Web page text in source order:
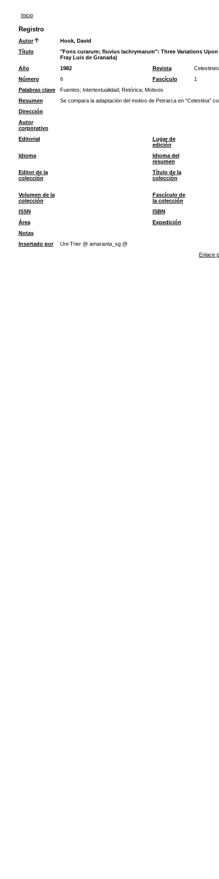
Inicio
Registro
Autor
Hook, David
Título
"Fons curarum; fluvius lachrymarum": Three Variations
Fray Luis de Granada)
Año
1982 Revista
Número
6 Fascículo
1
Palabras clave
Fuentes; Intertextualidad; Retórica; Motivos
Resumen
Se compara la adaptación del motivo de Petrarca en “Celestina”
Dirección
Autor
corporativo
Editorial
Lugar de
edición
Idioma
Idioma del
resumen
Editor de la
colección
Título de la
colección
Volumen de la
colección
Fascículo de
la colección
ISSN
ISBN
Área
Expedición
Notas
Insertado por
Uni-Trier @ amaranta_sg @
Enlace